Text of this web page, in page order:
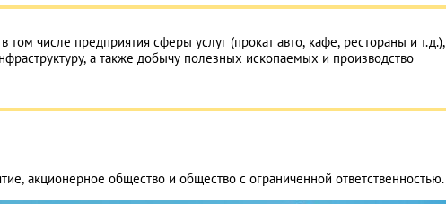
том числе предприятия сферы услуг (прокат авто, кафе, рестораны и т.д.),
а также добычу полезных ископаемых и производство
акционерное общество и общество с ограниченной ответственностью.